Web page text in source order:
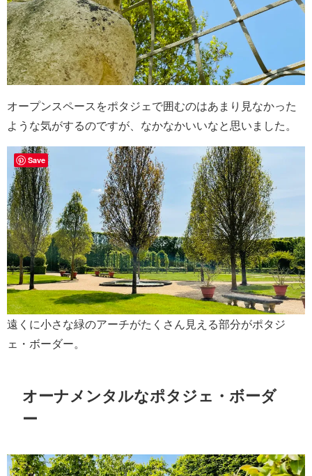
オープンスペースをポタジェで囲むのはあまり見なかった
ような気がするのですが、なかなかいいなと思いました。
遠くに小さな緑のアーチがたくさん見える部分がポタジ
ェ・ボーダー。
オーナメンタルなポタジェ・ボーダ
ー
Save